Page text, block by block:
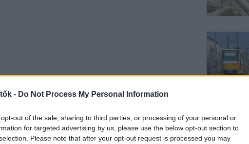
- Do Not Process My Personal Information
out of the sale, sharing to third parties, or processing of your personal or
for targeted advertising by us, please use the below opt-out section to
Please note that after your opt-out request is processed you may